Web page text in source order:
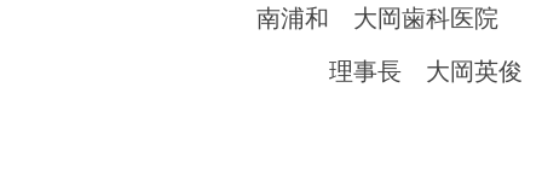
南浦和 大岡歯科医院
理事長 大岡英俊